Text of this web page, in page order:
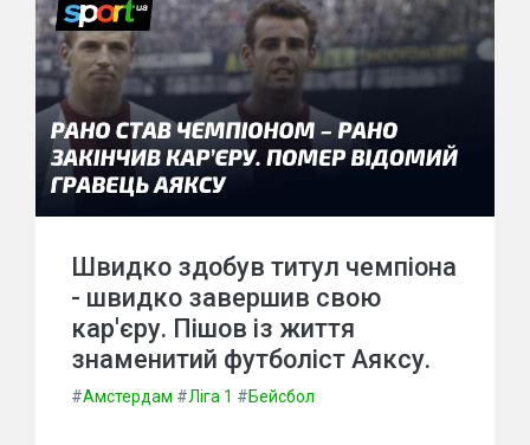
Швидко здобув титул чемпіона
- швидко завершив свою
кар'єру. Пішов із життя
знаменитий футболіст Аяксу.
#Амстердам #Ліга 1 #Бейсбол